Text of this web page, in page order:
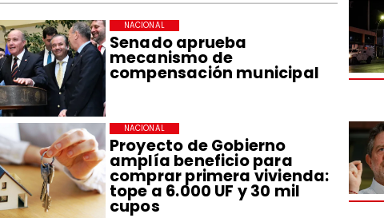
Senado aprueba
mecanismo de
compensación municipal
NACIONAL
Proyecto de Gobierno
amplía beneficio para
comprar primera vivienda:
tope a 6.000 UF y 30 mil
cupos
NACIONAL